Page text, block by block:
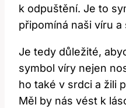
k odpuštění. Je to
připomíná naši víru
Je tedy důležité,
symbol víry nejen
ho také v srdci a žili
Měl by nás vést k